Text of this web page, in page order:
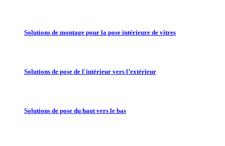
Solutions de montage pour la pose intérieure de vitres
Solutions de pose de l'intérieur vers l’extérieur
Solutions de pose du haut vers le bas